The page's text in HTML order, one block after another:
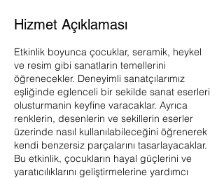
Hizmet Açıklaması
Etkinlik boyunca çocuklar, seramik, heykel
ve resim gibi sanatlarin temellerini
öğrenecekler. Deneyimli sanatçılarımız
eşliğinde eglenceli bir sekilde sanat eserleri
olusturmanin keyfine varacaklar. Ayrıca
renklerin, desenlerin ve sekillerin eserler
üzerinde nasıl kullanılabileceğini öğrenerek
kendi benzersiz parçalarını tasarlayacaklar.
Bu etkinlik, çocukların hayal güçlerini ve
yaratıcılıklarını geliştirmelerine yardımcı